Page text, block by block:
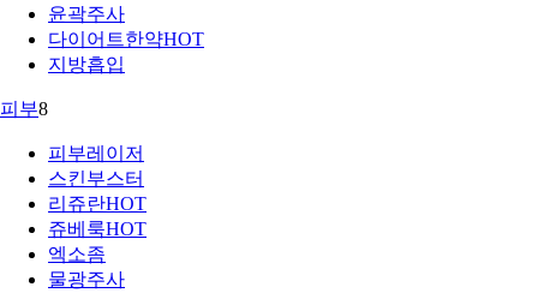
윤곽주사
다이어트한약HOT
지방흡입
피부8
피부레이저
스킨부스터
리쥬란HOT
쥬베룩HOT
엑소좀
물광주사